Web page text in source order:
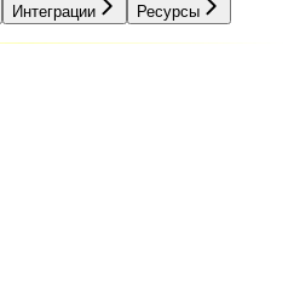
Интеграции Ресурсы